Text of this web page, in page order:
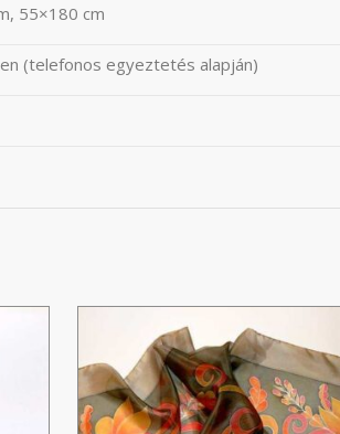
55×180 cm
(telefonos egyeztetés alapján)